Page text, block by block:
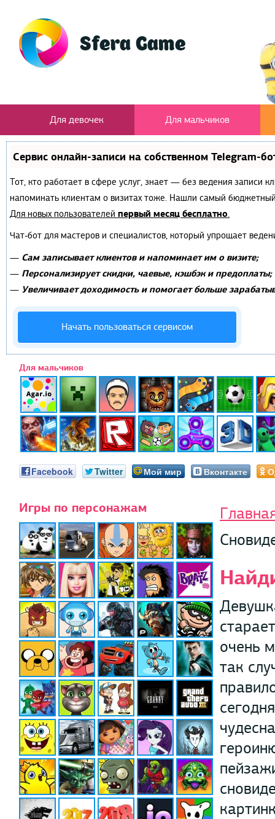
Для девочек Для мальчиков
Сервис онлайн-записи на собственном Telegram-
Тот, кто работает в сфере услуг, знает — без ведения записи
напоминать клиентам о визитах тоже. Нашли самый
Для новых пользователей первый месяц бесплатно.
Чат-бот для мастеров и специалистов, который упрощает
— Сам записывает клиентов и напоминает им о визите;
— Персонализирует скидки, чаевые, кэшбэк и предоплаты;
— Увеличивает доходимость и помогает больше
Начать пользоваться сервисом
Для мальчиков
Facebook Twitter Мой мир Вконтакте
Игры по персонажам
очень
так